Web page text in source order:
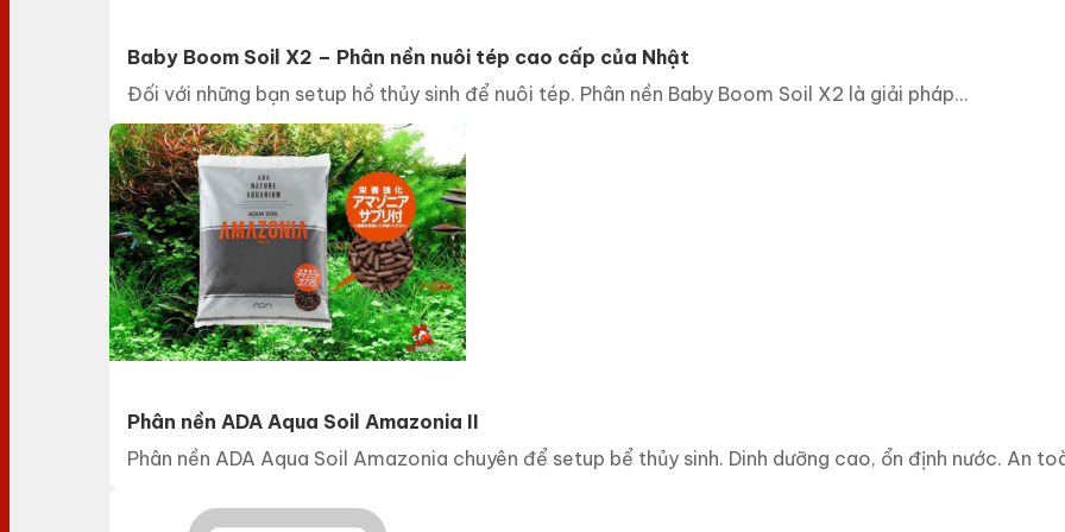
Baby Boom Soil X2 – Phân nền nuôi tép cao cấp của Nhật
Đối với những bạn setup hồ thủy sinh để nuôi tép. Phân nền Baby Boom Soil X2 là giải pháp...
Phân nền ADA Aqua Soil Amazonia II
Phân nền ADA Aqua Soil Amazonia chuyên để setup bể thủy sinh. Dinh dưỡng cao, ổn định nước. An